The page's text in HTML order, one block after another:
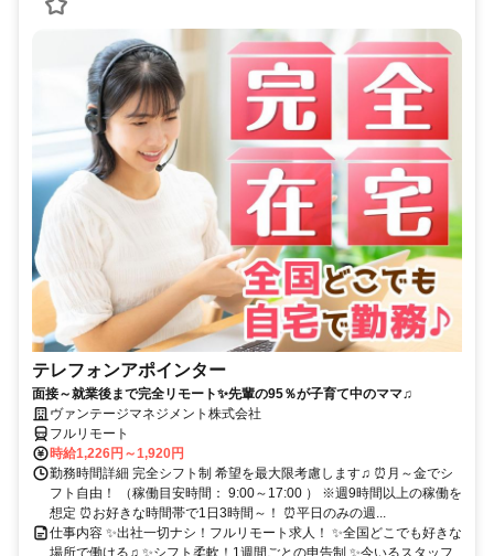
テレフォンアポインター
面接～就業後まで完全リモート✨先輩の95％が子育て中のママ♫
ヴァンテージマネジメント株式会社
フルリモート
時給1,226円～1,920円
勤務時間詳細 完全シフト制 希望を最大限考慮します♫ ⏰月～金でシ
フト自由！ （稼働目安時間： 9:00～17:00 ） ※週9時間以上の稼働を
想定 ⏰お好きな時間帯で1日3時間～！ ⏰平日のみの週...
仕事内容 ✨出社一切ナシ！フルリモート求人！ ✨全国どこでも好きな
場所で働ける♫ ✨シフト柔軟！1週間ごとの申告制 ✨今いるスタッフ